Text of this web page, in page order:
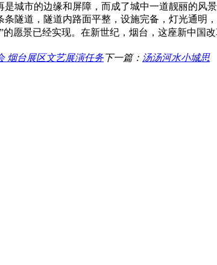
城市的边缘和屏障，而成了城中一道靓丽的风景
条隧道，隧道内路面平整，设施完备，灯光通
愿景已经实现。在新世纪，烟台，这座新中国
烟台展区文艺展演任务下一篇： 汤汤河水小城思